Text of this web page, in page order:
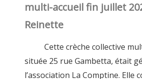
multi-accueil fin juillet
Reinette
Cette crèche collective
située 25 rue Gambetta, était
l’association La Comptine. Elle